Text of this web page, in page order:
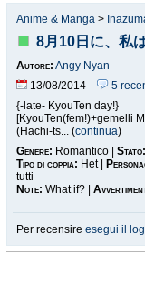
Anime & Manga >
8月10日に、私
Autore: Angy Nyan
13/08/2014
5
{-late- KyouTen day!}
[KyouTen(fem!)+gemelli
(Hachi-ts... (continua)
Genere: Romantico | Stato:
Tipo di coppia: Het |
tutti
Note: What if? |
Per recensire esegui il